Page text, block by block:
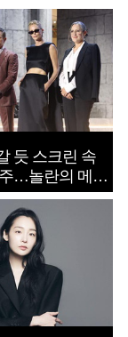
듯 스크린 속
…놀란의 메시
죄’